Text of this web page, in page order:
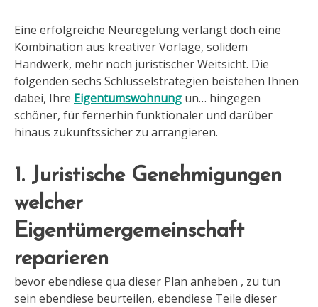
Eine erfolgreiche Neuregelung verlangt doch eine
Kombination aus kreativer Vorlage, solidem
Handwerk, mehr noch juristischer Weitsicht. Die
folgenden sechs Schlüsselstrategien beistehen Ihnen
dabei, Ihre Eigentumswohnung un… hingegen
schöner, für fernerhin funktionaler und darüber
hinaus zukunftssicher zu arrangieren.
1. Juristische Genehmigungen
welcher
Eigentümergemeinschaft
reparieren
bevor ebendiese qua dieser Plan anheben , zu tun
sein ebendiese beurteilen, ebendiese Teile dieser